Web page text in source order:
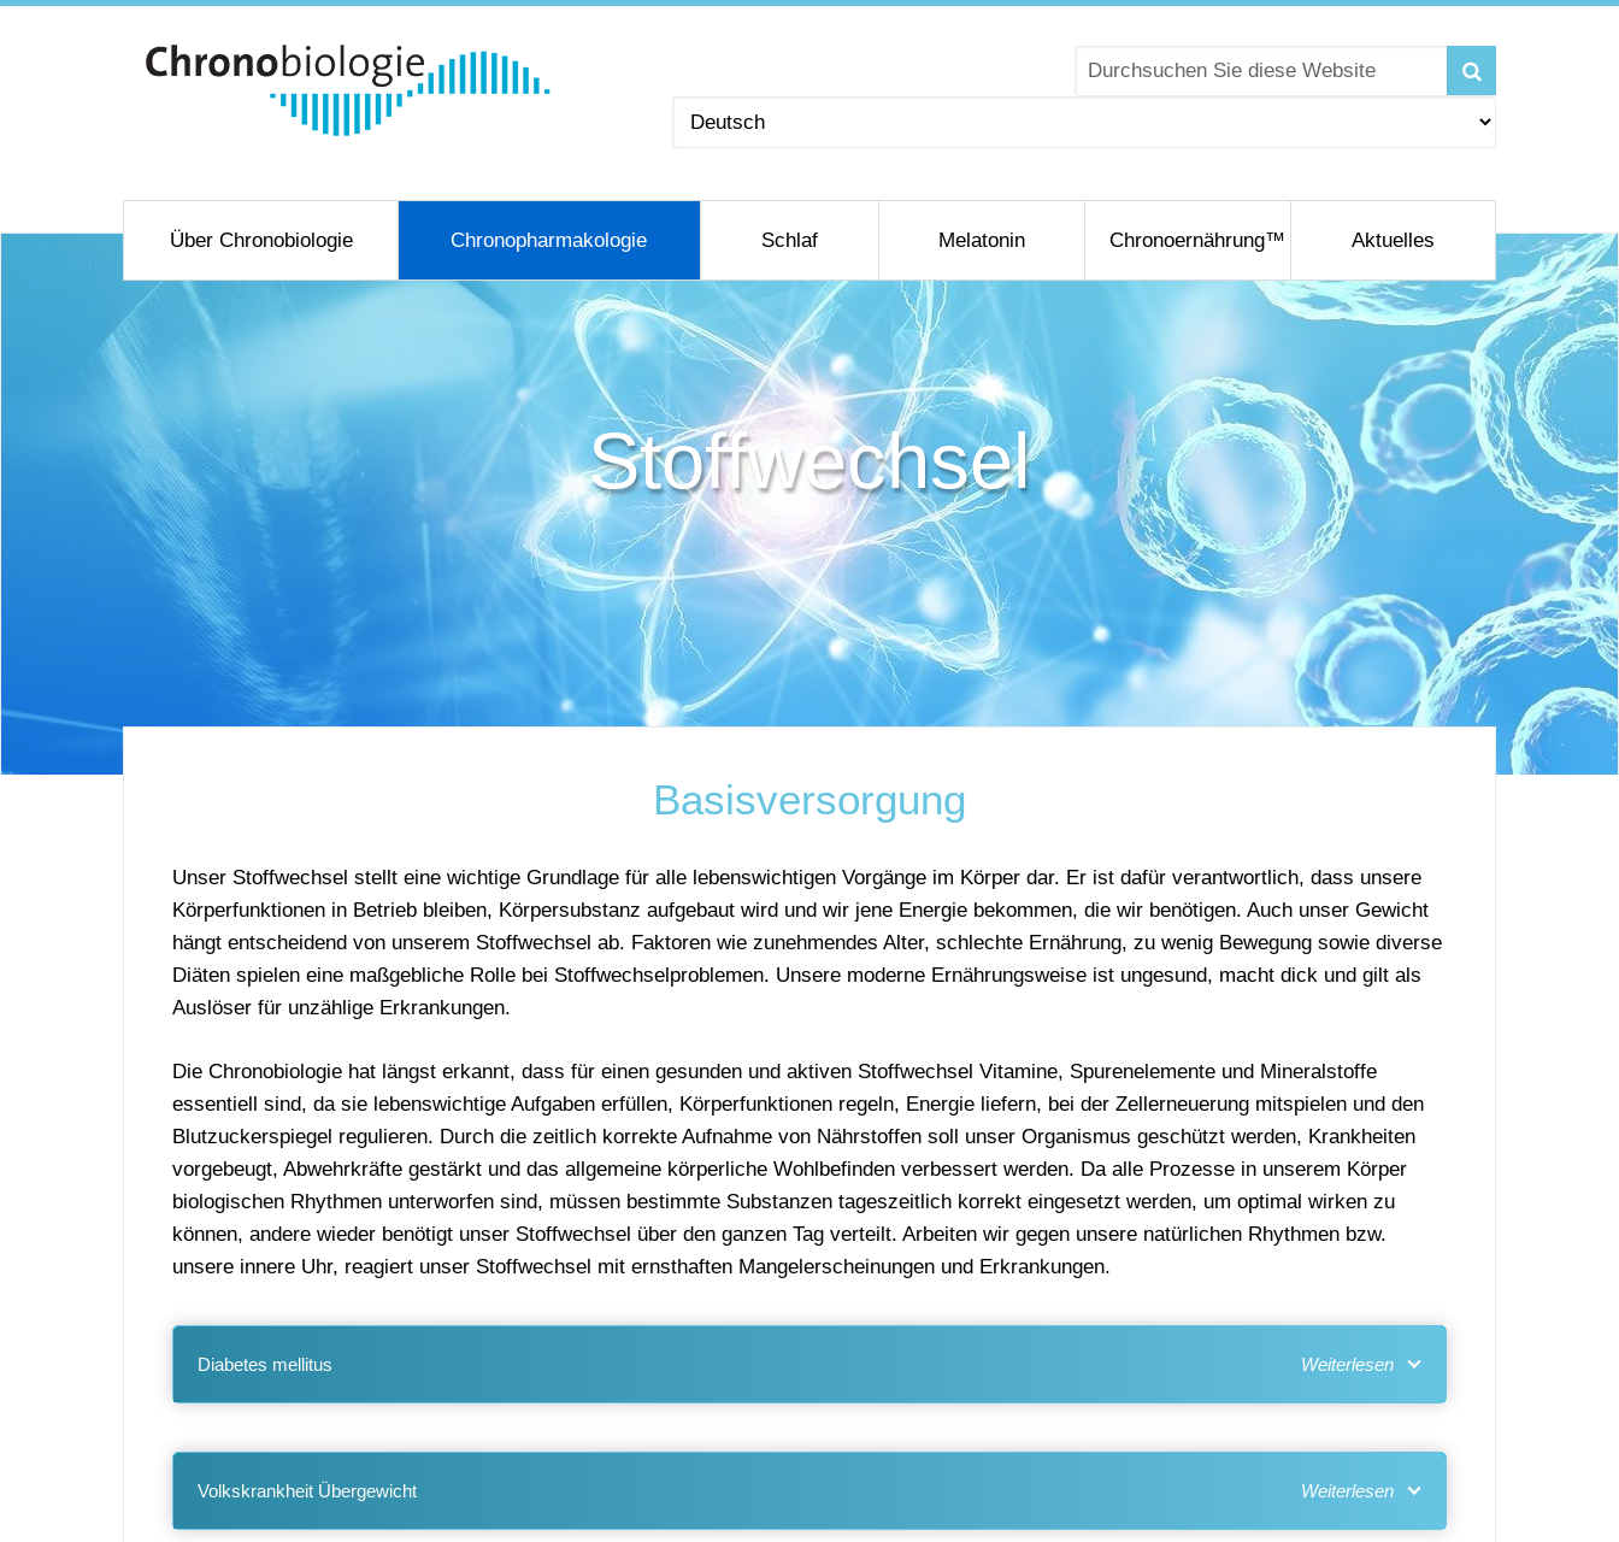
Sprache
Über Chronobiologie Chronopharmakologie Schlaf Melatonin Chronoernährung™ Aktuelles
Stoffwechsel
Basisversorgung
Unser Stoffwechsel stellt eine wichtige Grundlage für alle lebenswichtigen Vorgänge im Körper dar. Er ist dafür verantwortlich, dass unsere
Körperfunktionen in Betrieb bleiben, Körpersubstanz aufgebaut wird und wir jene Energie bekommen, die wir benötigen. Auch unser Gewicht
hängt entscheidend von unserem Stoffwechsel ab. Faktoren wie zunehmendes Alter, schlechte Ernährung, zu wenig Bewegung sowie diverse
Diäten spielen eine maßgebliche Rolle bei Stoffwechselproblemen. Unsere moderne Ernährungsweise ist ungesund, macht dick und gilt als
Auslöser für unzählige Erkrankungen.
Die Chronobiologie hat längst erkannt, dass für einen gesunden und aktiven Stoffwechsel Vitamine, Spurenelemente und Mineralstoffe
essentiell sind, da sie lebenswichtige Aufgaben erfüllen, Körperfunktionen regeln, Energie liefern, bei der Zellerneuerung mitspielen und den
Blutzuckerspiegel regulieren. Durch die zeitlich korrekte Aufnahme von Nährstoffen soll unser Organismus geschützt werden, Krankheiten
vorgebeugt, Abwehrkräfte gestärkt und das allgemeine körperliche Wohlbefinden verbessert werden. Da alle Prozesse in unserem Körper
biologischen Rhythmen unterworfen sind, müssen bestimmte Substanzen tageszeitlich korrekt eingesetzt werden, um optimal wirken zu
können, andere wieder benötigt unser Stoffwechsel über den ganzen Tag verteilt. Arbeiten wir gegen unsere natürlichen Rhythmen bzw.
unsere innere Uhr, reagiert unser Stoffwechsel mit ernsthaften Mangelerscheinungen und Erkrankungen.
Diabetes mellitus
Volkskrankheit Übergewicht